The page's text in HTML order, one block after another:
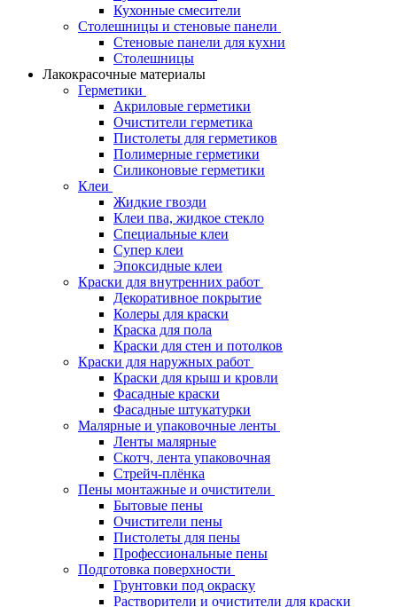
Кухонные смесители
Столешницы и стеновые панели
Стеновые панели для кухни
Столешницы
Лакокрасочные материалы
Герметики
Акриловые герметики
Очистители герметика
Пистолеты для герметиков
Полимерные герметики
Силиконовые герметики
Клеи
Жидкие гвозди
Клеи пва, жидкое стекло
Специальные клеи
Супер клеи
Эпоксидные клеи
Краски для внутренних работ
Декоративное покрытие
Колеры для краски
Краска для пола
Краски для стен и потолков
Краски для наружных работ
Краски для крыш и кровли
Фасадные краски
Фасадные штукатурки
Малярные и упаковочные ленты
Ленты малярные
Скотч, лента упаковочная
Стрейч-плёнка
Пены монтажные и очистители
Бытовые пены
Очистители пены
Пистолеты для пены
Профессиональные пены
Подготовка поверхности
Грунтовки под окраску
Растворители и очистители для краски